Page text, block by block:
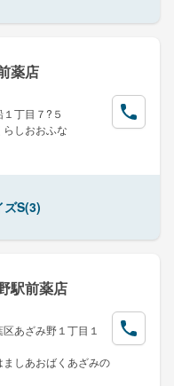
薬店
丁目７?５
しおおふな
ズS(3)
駅前薬店
あざみ野１丁目１
しあおばくあざみの